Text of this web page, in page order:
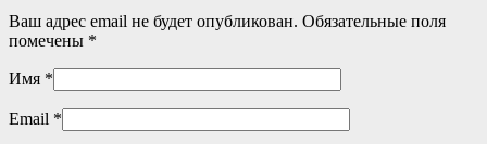
Ваш адрес email не будет опубликован. Обязательные поля
помечены *
Имя *
Email *